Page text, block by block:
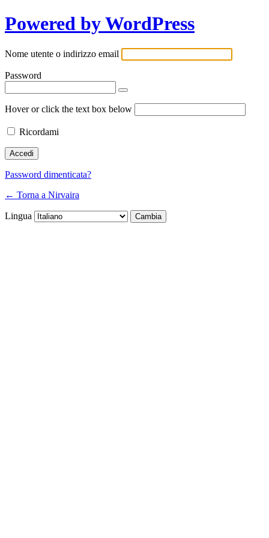
Powered by WordPress
Nome utente o indirizzo email
Password
Hover or click the text box below
Ricordami
Password dimenticata?
← Torna a Nirvaira
Lingua